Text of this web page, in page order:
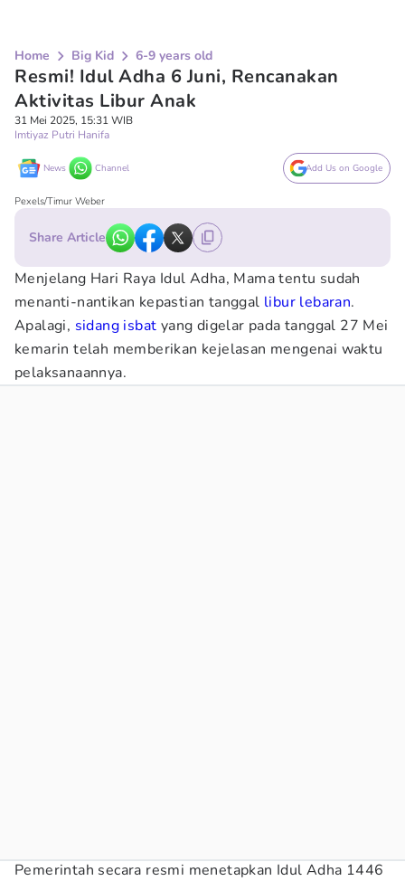
Home Big Kid 6-9 years old
Resmi! Idul Adha 6 Juni, Rencanakan
Aktivitas Libur Anak
31 Mei 2025, 15:31 WIB
Imtiyaz Putri Hanifa
News Channel Add Us on Google
Pexels/Timur Weber
Share Article
Menjelang Hari Raya Idul Adha, Mama tentu sudah
menanti-nantikan kepastian tanggal libur lebaran.
Apalagi, sidang isbat yang digelar pada tanggal 27 Mei
kemarin telah memberikan kejelasan mengenai waktu
pelaksanaannya.
Pemerintah secara resmi menetapkan Idul Adha 1446